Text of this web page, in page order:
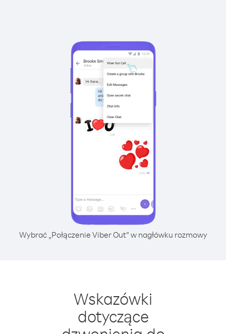
Wybrać „Połączenie Viber Out” w nagłówku rozmowy
Wskazówki
dotyczące